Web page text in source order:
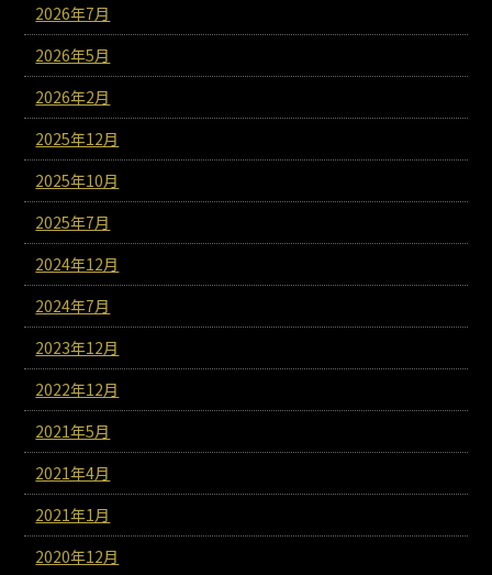
2026年7月
2026年5月
2026年2月
2025年12月
2025年10月
2025年7月
2024年12月
2024年7月
2023年12月
2022年12月
2021年5月
2021年4月
2021年1月
2020年12月